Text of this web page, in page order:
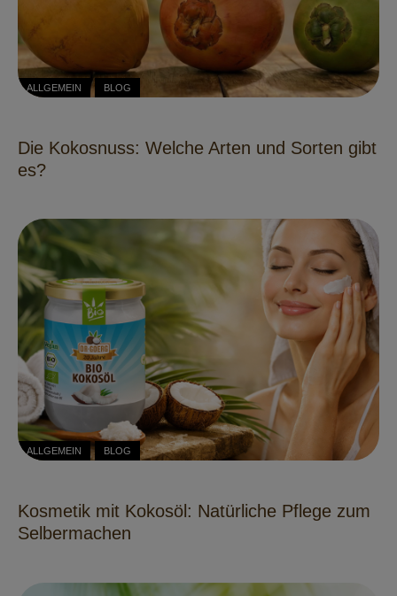
ALLGEMEIN BLOG
Die Kokosnuss: Welche Arten und Sorten gibt
es?
ALLGEMEIN BLOG
Kosmetik mit Kokosöl: Natürliche Pflege zum
Selbermachen